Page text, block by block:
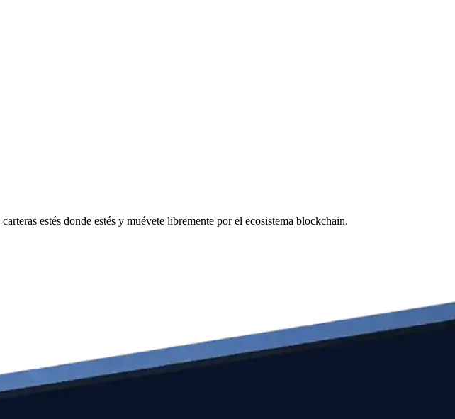
estés donde estés y muévete libremente por el ecosistema blockchain.